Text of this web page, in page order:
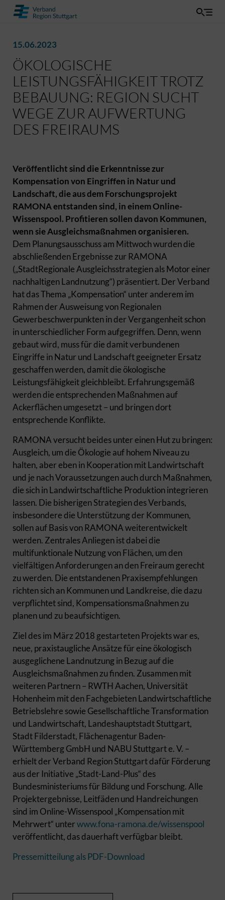
15.06.2023
ÖKOLOGISCHE
LEISTUNGSFÄHIGKEIT TROTZ
BEBAUUNG: REGION SUCHT
WEGE ZUR AUFWERTUNG
DES FREIRAUMS
Veröffentlicht sind die Erkenntnisse zur
Kompensation von Eingriffen in Natur und
Landschaft, die aus dem Forschungsprojekt
RAMONA entstanden sind, in einem Online-
Wissenspool. Profitieren sollen davon Kommunen,
wenn sie Ausgleichsmaßnahmen organisieren.
Dem Planungsausschuss am Mittwoch wurden die
abschließenden Ergebnisse zur RAMONA
(„StadtRegionale Ausgleichsstrategien als Motor einer
nachhaltigen Landnutzung“) präsentiert. Der Verband
hat das Thema „Kompensation“ unter anderem im
Rahmen der Ausweisung von Regionalen
Gewerbeschwerpunkten in der Vergangenheit schon
in unterschiedlicher Form aufgegriffen. Denn, wenn
gebaut wird, muss für die damit verbundenen
Eingriffe in Natur und Landschaft geeigneter Ersatz
geschaffen werden, damit die ökologische
Leistungsfähigkeit gleichbleibt. Erfahrungsgemäß
werden die entsprechenden Maßnahmen auf
Ackerflächen umgesetzt – und bringen dort
entsprechende Konflikte.
RAMONA versucht beides unter einen Hut zu bringen:
Ausgleich, um die Ökologie auf hohem Niveau zu
halten, aber eben in Kooperation mit Landwirtschaft
und je nach Voraussetzungen auch durch Maßnahmen,
die sich in Landwirtschaftliche Produktion integrieren
lassen. Die bisherigen Strategien des Verbands,
insbesondere die Unterstützung der Kommunen,
sollen auf Basis von RAMONA weiterentwickelt
werden. Zentrales Anliegen ist dabei die
multifunktionale Nutzung von Flächen, um den
vielfältigen Anforderungen an den Freiraum gerecht
zu werden. Die entstandenen Praxisempfehlungen
richten sich an Kommunen und Landkreise, die dazu
verpflichtet sind, Kompensationsmaßnahmen zu
planen und zu beaufsichtigen.
Ziel des im März 2018 gestarteten Projekts war es,
neue, praxistaugliche Ansätze für eine ökologisch
ausgeglichene Landnutzung in Bezug auf die
Ausgleichsmaßnahmen zu finden. Zusammen mit
weiteren Partnern – RWTH Aachen, Universität
Hohenheim mit den Fachgebieten Landwirtschaftliche
Betriebslehre sowie Gesellschaftliche Transformation
und Landwirtschaft, Landeshauptstadt Stuttgart,
Stadt Filderstadt, Flächenagentur Baden-
Württemberg GmbH und NABU Stuttgart e. V. –
erhielt der Verband Region Stuttgart dafür Förderung
aus der Initiative „Stadt-Land-Plus“ des
Bundesministeriums für Bildung und Forschung. Alle
Projektergebnisse, Leitfäden und Handreichungen
sind im Online-Wissenspool „Kompensation mit
Mehrwert“ unterwww.fona-ramona.de/wissenspool
veröffentlicht, das dauerhaft verfügbar bleibt.
Pressemitteilung als PDF-Download